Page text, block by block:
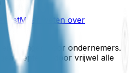
Meer weten over
voor ondernemers.
door vrijwel alle